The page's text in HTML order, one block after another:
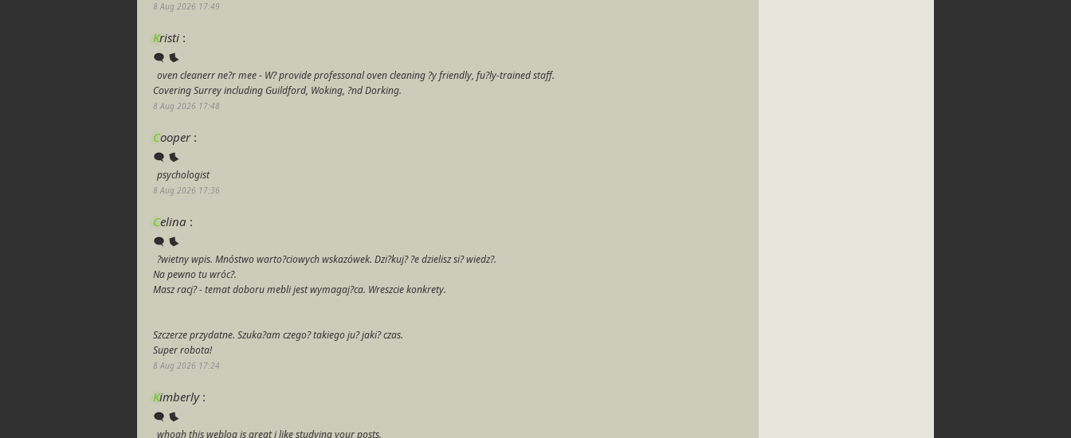
8 Aug 2026 17:49
Kristi :
oven cleanerr ne?r mee - W? provide professonal oven cleaning ?y friendly, fu?ly-trained staff.
Covering Surrey including Guildford, Woking, ?nd Dorking.
8 Aug 2026 17:48
Cooper:
psychologist
8 Aug 2026 17:36
Celina :
?wietny wpis. Mnóstwo warto?ciowych wskazówek. Dzi?kuj? ?e dzielisz si? wiedz?.
Na pewno tu wróc?.
Masz racj? - temat doboru mebli jest wymagaj?ca. Wreszcie konkrety.
Szczerze przydatne. Szuka?am czego? takiego ju? jaki? czas.
Super robota!
8 Aug 2026 17:24
Kimberly:
whoah this weblog is great i like studying your posts.